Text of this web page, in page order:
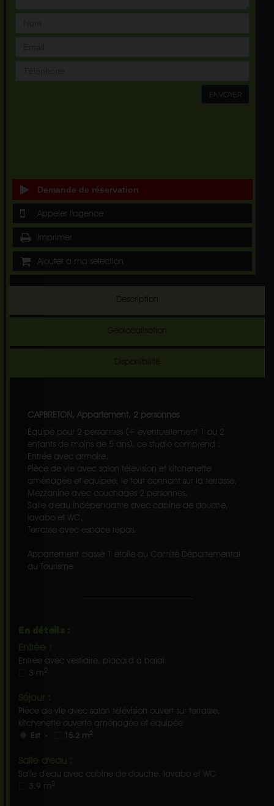
ENVOYER
Demande de réservation
Appeler l'agence
Imprimer
Ajouter à ma sélection
Description
CAPBRETON, Appartement, 2 personnes
Équipé pour 2 personnes (+ éventuellement 1 ou 2
enfants de moins de 5 ans), ce studio comprend :
Entrée avec armoire,
Pièce de vie avec salon télévision et kitchenette
aménagée et équipée, le tout donnant sur la terrasse,
Mezzanine avec couchages 2 personnes,
Salle d'eau indépendante avec cabine de douche,
lavabo et WC,
Terrasse avec espace repas.
Appartement classé 1 étoile au Comité Départemental
du Tourisme
En détails :
Entrée :
Entrée avec vestiaire, placard à balai
3 m2
Séjour :
Pièce de vie avec salon télévision ouvert sur terrasse,
kitchenette ouverte aménagée et équipée
Est -
15.2 m2
Salle d'eau :
Salle d'eau avec cabine de douche, lavabo et WC
3.9 m2